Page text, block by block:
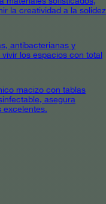
la creatividad a la solidez
antibacterianas y
los espacios con total
macizo con tablas
asegura
excelentes.